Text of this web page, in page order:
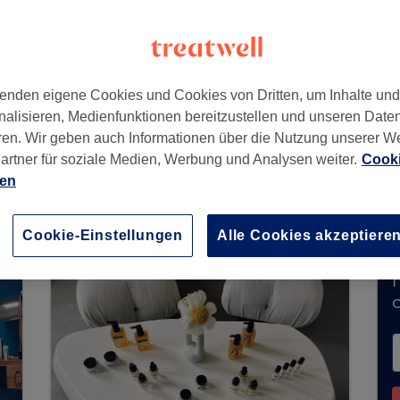
, Jungfernstieg 16-20 , Hamburg, Neustadt, 20354
keine Buchungen über Treatwell
in Ihrer Nähe zu finden.
Dort warten viele
eigene Cookies und Cookies von Dritten, um Inhalte
Medienfunktionen bereitzustellen und unseren
Wir geben auch Informationen über die Nutzung unserer
für soziale Medien, Werbung und Analysen weiter.
Cookie-Einstellungen Alle Cookies akzeptieren